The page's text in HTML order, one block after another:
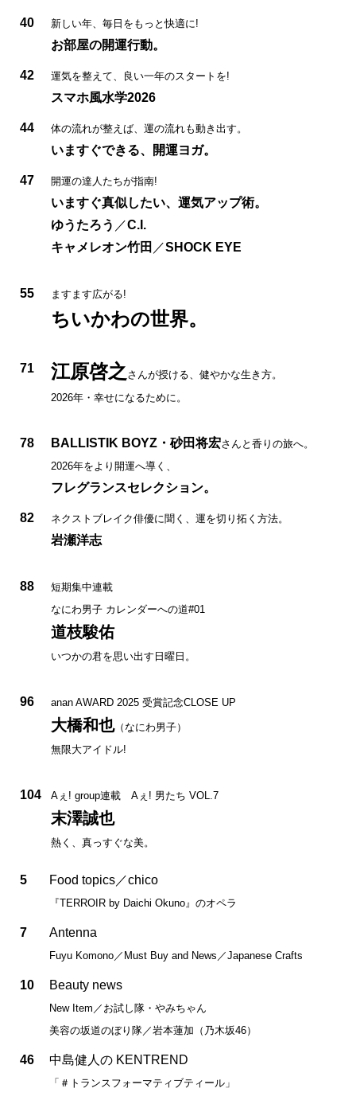
40 新しい年、毎日をもっと快適に!
お部屋の開運行動。
42 運気を整えて、良い一年のスタートを!
スマホ風水学2026
44 体の流れが整えば、運の流れも動き出す。
いますぐできる、開運ヨガ。
47 開運の達人たちが指南!
いますぐ真似したい、運気アップ術。
ゆうたろう ／C.I.
キャメレオン竹田 ／SHOCK EYE
55 ますます広がる!
ちいかわの世界。
71 江原啓之 さんが授ける、健やかな生き方。
2026年・幸せになるために。
78 BALLISTIK BOYZ・砂田将宏さんと香りの旅へ。
2026年をより開運へ導く、
フレグランスセレクション。
82 ネクストブレイク俳優に聞く、運を切り拓く方法。
岩瀬洋志
88
短期集中連載
なにわ男子 カレンダーへの道#01
道枝駿佑
いつかの君を思い出す日曜日。
96 anan AWARD 2025 受賞記念CLOSE UP
大橋和也（なにわ男子）
無限大アイドル!
104 Aぇ! group連載 Aぇ! 男たち VOL.7
末澤誠也
熱く、真っすぐな美。
5 Food topics／chico
『TERROIR by Daichi Okuno』のオペラ
7 Antenna
Fuyu Komono／Must Buy and News／Japanese Crafts
10 Beauty news
New Item／お試し隊・やみちゃん
美容の坂道のぼり隊／岩本蓮加（乃木坂46）
46 中島健人の KENTREND
「＃トランスフォーマティブティール」